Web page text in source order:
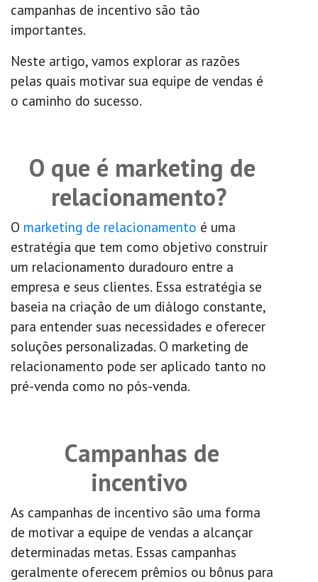
campanhas de incentivo são tão
importantes.
Neste artigo, vamos explorar as razões
pelas quais motivar sua equipe de vendas é
o caminho do sucesso.
O que é marketing de
relacionamento?
O marketing de relacionamento é uma
estratégia que tem como objetivo construir
um relacionamento duradouro entre a
empresa e seus clientes. Essa estratégia se
baseia na criação de um diálogo constante,
para entender suas necessidades e oferecer
soluções personalizadas. O marketing de
relacionamento pode ser aplicado tanto no
pré-venda como no pós-venda.
Campanhas de
incentivo
As campanhas de incentivo são uma forma
de motivar a equipe de vendas a alcançar
determinadas metas. Essas campanhas
geralmente oferecem prêmios ou bônus para